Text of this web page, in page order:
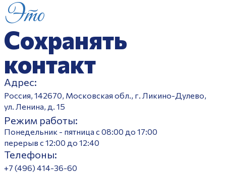
Это
Сохранять
контакт
Адрес:
Россия, 142670, Московская обл., г. Ликино-Дулево,
ул. Ленина, д. 15
Режим работы:
Понедельник - пятница с 08:00 до 17:00
перерыв с 12:00 до 12:40
Телефоны:
+7 (496) 414-36-60